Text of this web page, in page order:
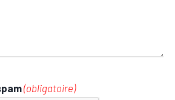
(obligatoire)